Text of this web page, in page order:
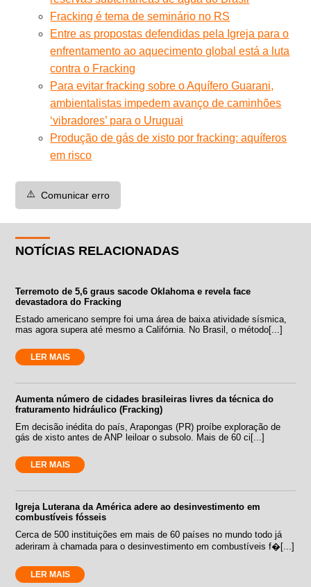
Fracking é tema de seminário no RS
Entre as propostas defendidas pela Igreja para o
enfrentamento ao aquecimento global está a luta
contra o Fracking
Para evitar fracking sobre o Aquífero Guarani,
ambientalistas impedem avanço de caminhões
‘vibradores’ para o Uruguai
Produção de gás de xisto por fracking: aquíferos
em risco
⚠️ Comunicar erro
NOTÍCIAS RELACIONADAS
Terremoto de 5,6 graus sacode Oklahoma e revela face
devastadora do Fracking
Estado americano sempre foi uma área de baixa atividade sísmica,
mas agora supera até mesmo a Califórnia. No Brasil, o método[...]
LER MAIS
Aumenta número de cidades brasileiras livres da técnica do
fraturamento hidráulico (Fracking)
Em decisão inédita do país, Arapongas (PR) proíbe exploração de
gás de xisto antes de ANP leiloar o subsolo. Mais de 60 ci[...]
LER MAIS
Igreja Luterana da América adere ao desinvestimento em
combustíveis fósseis
Cerca de 500 instituições em mais de 60 países no mundo todo já
aderiram à chamada para o desinvestimento em combustíveis f�[...]
LER MAIS